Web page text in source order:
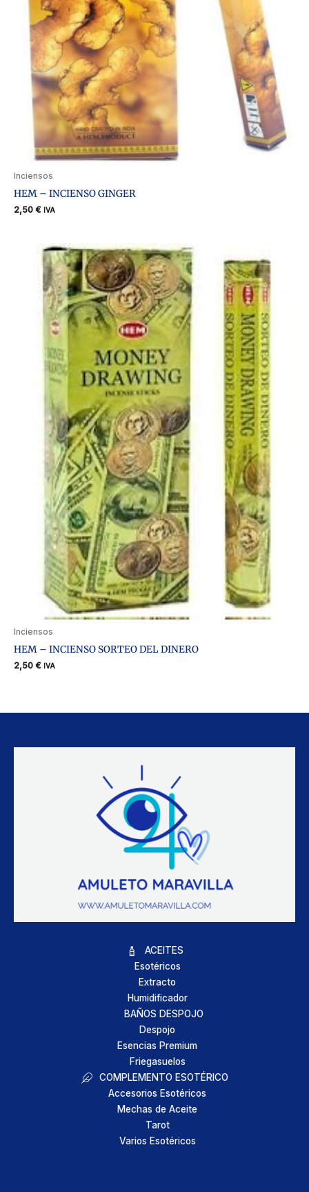
Inciensos
HEM – INCIENSO GINGER
2,50 € IVA
Inciensos
HEM – INCIENSO SORTEO DEL DINERO
2,50 € IVA
ACEITES
Esotéricos
Extracto
Humidificador
BAÑOS DESPOJO
Despojo
Esencias Premium
Friegasuelos
COMPLEMENTO ESOTÉRICO
Accesorios Esotéricos
Mechas de Aceite
Tarot
Varios Esotéricos